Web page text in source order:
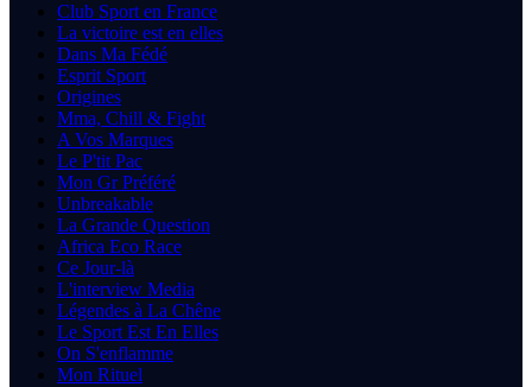
Club Sport en France
La victoire est en elles
Dans Ma Fédé
Esprit Sport
Origines
Mma, Chill & Fight
A Vos Marques
Le P'tit Pac
Mon Gr Préféré
Unbreakable
La Grande Question
Africa Eco Race
Ce Jour-là
L'interview Media
Légendes à La Chêne
Le Sport Est En Elles
On S'enflamme
Mon Rituel